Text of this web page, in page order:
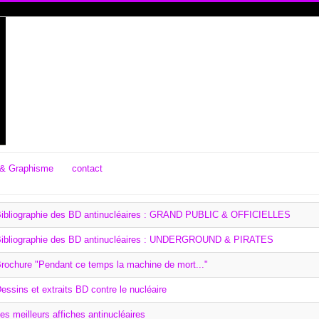
Graphisme contact
des BD antinucléaires : GRAND PUBLIC & OFFICIELLES
des BD antinucléaires : UNDERGROUND & PIRATES
"Pendant ce temps la machine de mort..."
et extraits BD contre le nucléaire
meilleurs affiches antinucléaires